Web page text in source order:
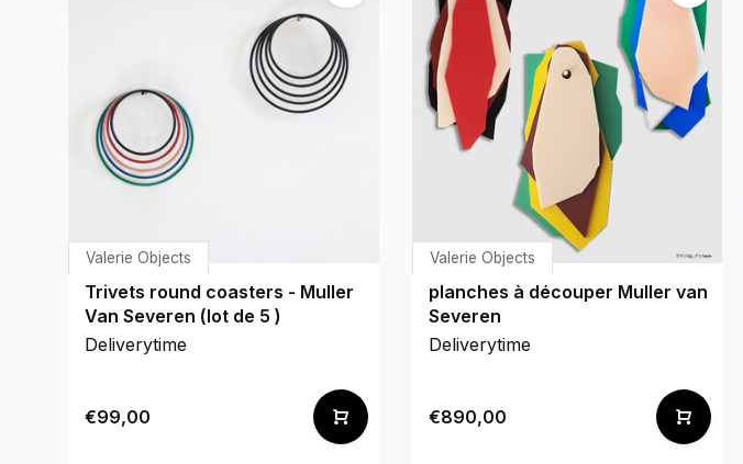
Valerie Objects
Trivets round coasters - Muller
Van Severen (lot de 5 )
Deliverytime
€99,00
Valerie Objects
planches à découper Muller van
Severen
Deliverytime
€890,00